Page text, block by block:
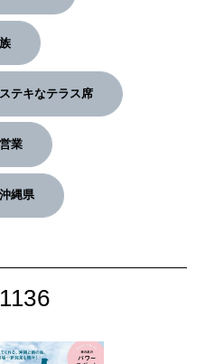
る、学びの教科書。」
ツ予想図 2026」
掴む 新・開運術。」
いれば、幸せ」
酒の新常識。」
テキなテラス席
業
縄県